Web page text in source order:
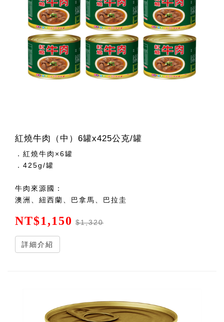
紅燒牛肉（中）6罐x425公克/罐
．紅燒牛肉×6罐
．425g/罐
牛肉來源國：
澳洲、紐西蘭、巴拿馬、巴拉圭
NT$1,150 $1,320
詳細介紹